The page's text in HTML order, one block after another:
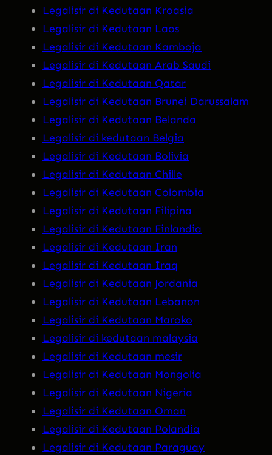
Legalisir di Kedutaan Kroasia
Legalisir di Kedutaan Laos
Legalisir di Kedutaan Kamboja
Legalisir di Kedutaan Arab Saudi
Legalisir di Kedutaan Qatar
Legalisir di Kedutaan Brunei Darussalam
Legalisir di Kedutaan Belanda
Legalisir di kedutaan Belgia
Legalisir di Kedutaan Bolivia
Legalisir di Kedutaan Chille
Legalisir di Kedutaan Colombia
Legalisir di Kedutaan Filipina
Legalisir di Kedutaan Finlandia
Legalisir di Kedutaan Iran
Legalisir di Kedutaan Iraq
Legalisir di Kedutaan Jordania
Legalisir di Kedutaan Lebanon
Legalisir di Kedutaan Maroko
Legalisir di kedutaan malaysia
Legalisir di Kedutaan mesir
Legalisir di Kedutaan Mongolia
Legalisir di Kedutaan Nigeria
Legalisir di Kedutaan Oman
Legalisir di Kedutaan Polandia
Legalisir di Kedutaan Paraguay